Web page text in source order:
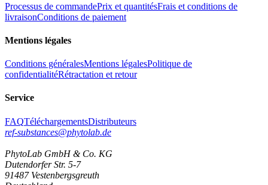
Processus de commandePrix et quantitésFrais et conditions de
livraisonConditions de paiement
Mentions légales
Conditions généralesMentions légalesPolitique de
confidentialitéRétractation et retour
Service
FAQTéléchargementsDistributeurs
ref-substances@phytolab.de
PhytoLab GmbH & Co. KG
Dutendorfer Str. 5-7
91487 Vestenbergsgreuth